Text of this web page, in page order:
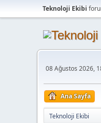
Teknoloji Ekibi
08 Ağustos 2026,
Ana Sayfa
Teknoloji Ekibi